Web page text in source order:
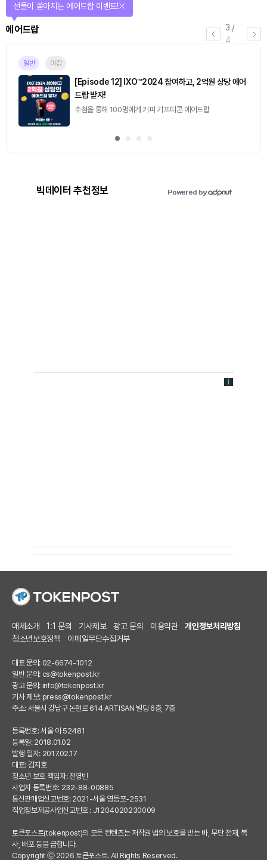
3 /
4
에어드랍
선물이 쏟아지는 에어드랍 이벤트!
일반 마감
[Episode 12] IXO™2024 참여하고, 2억원 상당 에어
드랍 받자!
추첨을 통해 100명에게 커피 기프티콘 에어드랍
빅데이터 추천정보
매체소개 1:1 문의 기사제보 광고 문의 이용약관
개인정보처리방침
청소년보호정책
이메일무단수집거부
대표 문의: 02-6674-1012
일반 문의: cs@tokenpost.kr
광고 문의: info@tokenpost.kr
기사 제보: press@tokenpost.kr
주소: 서울시 강남구 논현로 614 ARTISAN 빌딩 6층, 7층
등록번호: 서울 아 52481
등록일: 2018.01.02
발행 일자: 2017.02.17
대표: 김지호
청소년 보호 책임자: 전영빈
사업자 등록번호: 232-88-00885
통신판매업신고번호: 2021-서울 영등포-2531
직업정보제공사업신고번호 : J1204020230009
토큰포스트(tokenpost)의 모든 컨텐츠는 저작권 법의 보호를 받는 바, 무단 전재, 복
사, 배포 등을 금합니다.
Copyright ⓒ 2026 토큰포스트. All Rights Reserved.